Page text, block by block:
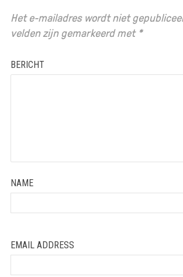
Het e-mailadres wordt niet
velden zijn gemarkeerd met *
BERICHT
NAME
EMAIL ADDRESS